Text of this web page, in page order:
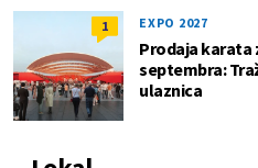
1 EXPO 2027
Prodaja karata
septembra:
ulaznica